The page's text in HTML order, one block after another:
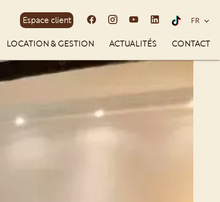
Espace client FR
LOCATION & GESTION ACTUALITÉS CONTACT